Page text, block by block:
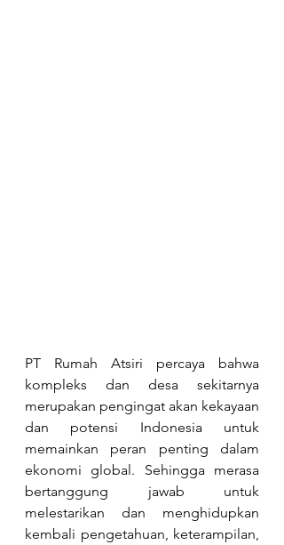
PT Rumah Atsiri percaya bahwa
kompleks dan desa sekitarnya
merupakan pengingat akan kekayaan
dan potensi Indonesia untuk
memainkan peran penting dalam
ekonomi global. Sehingga merasa
bertanggung jawab untuk
melestarikan dan menghidupkan
kembali pengetahuan, keterampilan,